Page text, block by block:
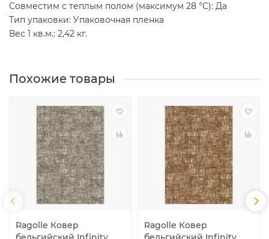
Совместим с теплым полом (максимум 28 °C): Да
Тип упаковки: Упаковочная пленка
Вес 1 кв.м.: 2,42 кг.
Похожие товары
Ragolle Ковер
Ragolle Ковер